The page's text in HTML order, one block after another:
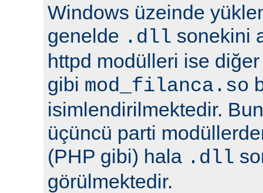
Windows üzeinde
genelde .dll sonekini
httpd modülleri ise
gibi mod_filanca.so
isimlendirilmektedir.
üçüncü parti
(PHP gibi) hala .dll
görülmektedir.